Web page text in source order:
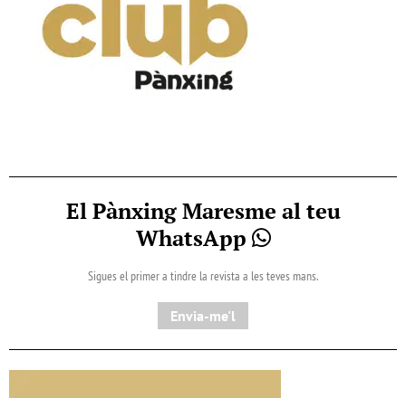
El Pànxing Maresme al teu
WhatsApp
Sigues el primer a tindre la revista a les teves mans.
Envia-me'l